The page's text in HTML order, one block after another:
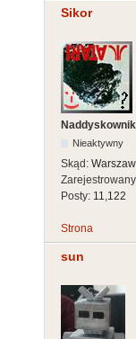
Sikor
Naddyskownik
Nieaktywny
Skąd:
Posty: 11,122
Strona
sun